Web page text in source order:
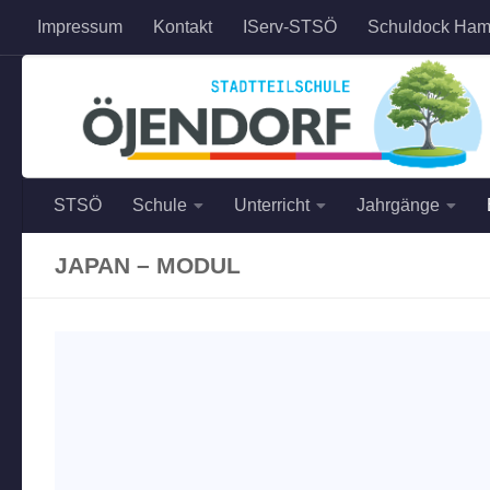
Zum Inhalt springen
Impressum Kontakt IServ-STSÖ Schuldock
STSÖ Schule Unterricht Jahrgänge
JAPAN – MODUL